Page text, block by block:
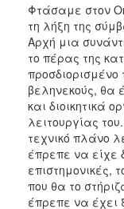
Φτάσαμε στον
τη λήξη της
Αρχή μια
το πέρας της
προσδιορισμένο
βεληνεκούς, θα
και διοικητικά
λειτουργίας του.
τεχνικό πλάνο
έπρεπε να είχε
επιστημονικές,
που θα το
έπρεπε να έχει